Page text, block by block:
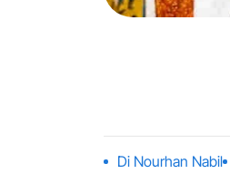
Di Nourhan Nabil